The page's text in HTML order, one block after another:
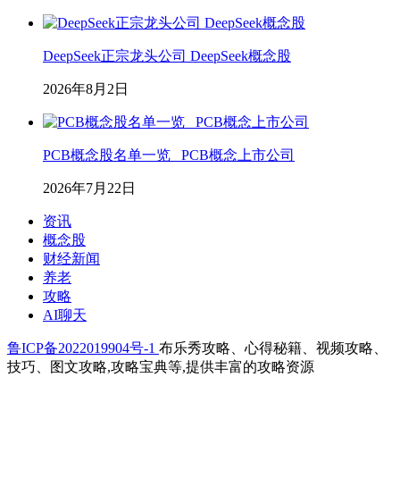
DeepSeek正宗龙头公司 DeepSeek概念股
2026年8月2日
PCB概念股名单一览_ PCB概念上市公司
2026年7月22日
资讯
概念股
财经新闻
养老
攻略
AI聊天
鲁ICP备2022019904号-1 布乐秀攻略、心得秘籍、视频攻略、
技巧、图文攻略,攻略宝典等,提供丰富的攻略资源